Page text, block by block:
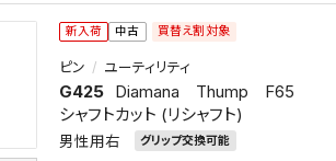
新入荷 中古 買替え割対象
ピン ユーティリティ
G425
Diamana Thump F65
シャフトカット (リシャフト)
男性用右 グリップ交換可能